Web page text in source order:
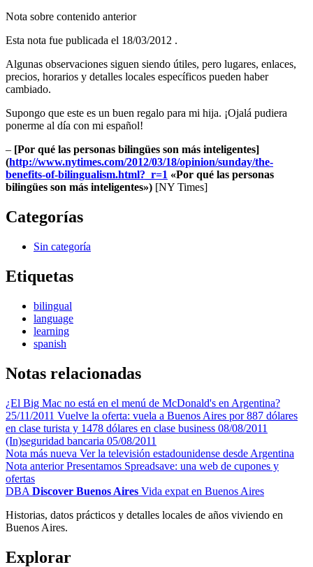
Nota sobre contenido anterior
Esta nota fue publicada el 18/03/2012 .
Algunas observaciones siguen siendo útiles, pero lugares, enlaces,
precios, horarios y detalles locales específicos pueden haber
cambiado.
Supongo que este es un buen regalo para mi hija. ¡Ojalá pudiera
ponerme al día con mi español!
– [Por qué las personas bilingües son más inteligentes]
(http://www.nytimes.com/2012/03/18/opinion/sunday/the-
benefits-of-bilingualism.html?_r=1 «Por qué las personas
bilingües son más inteligentes») [NY Times]
Categorías
Sin categoría
Etiquetas
bilingual
language
learning
spanish
Notas relacionadas
¿El Big Mac no está en el menú de McDonald's en Argentina?
25/11/2011 Vuelve la oferta: vuela a Buenos Aires por 887 dólares
en clase turista y 1478 dólares en clase business 08/08/2011
(In)seguridad bancaria 05/08/2011
Nota más nueva Ver la televisión estadounidense desde Argentina
Nota anterior Presentamos Spreadsave: una web de cupones y
ofertas
DBA Discover Buenos Aires Vida expat en Buenos Aires
Historias, datos prácticos y detalles locales de años viviendo en
Buenos Aires.
Explorar